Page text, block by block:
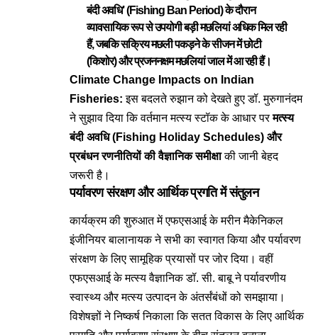
बंदी अवधि’ (Fishing Ban Period) के दौरान
व्यावसायिक रूप से उपयोगी बड़ी मछलियां अधिक मिल रही
हैं, जबकि सक्रिय मछली पकड़ने के सीजन में छोटी
(किशोर) और प्रजननक्षम मछलियां जाल में आ रही हैं।
Climate Change Impacts on Indian
Fisheries:इस बदलते रुझान को देखते हुए डॉ. मुरुगानंदम
ने सुझाव दिया कि वर्तमान मत्स्य स्टॉक के आधार परमत्स्य
बंदी अवधि (Fishing Holiday Schedules) और
प्रबंधन रणनीतियों की वैज्ञानिक समीक्षाकी जानी बेहद
जरूरी है ।
पर्यावरण संरक्षण और आर्थिक प्रगति में संतुलन
कार्यक्रम की शुरुआत में एफएसआई के मरीन मैकेनिकल
इंजीनियर बालानायक ने सभी का स्वागत किया और पर्यावरण
संरक्षण के लिए सामूहिक प्रयासों पर जोर दिया । वहीं
एफएसआई के मत्स्य वैज्ञानिक डॉ. सी. बाबू ने पर्यावरणीय
स्वास्थ्य और मत्स्य उत्पादन के अंतर्संबंधों को समझाया ।
विशेषज्ञों ने निष्कर्ष निकाला कि सतत विकास के लिए आर्थिक